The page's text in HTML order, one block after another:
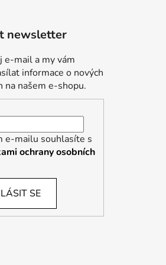
newsletter
e-mail a my vám
informace o nových
na našem e-shopu.
e-mailu souhlasíte s
ochrany osobních
SE